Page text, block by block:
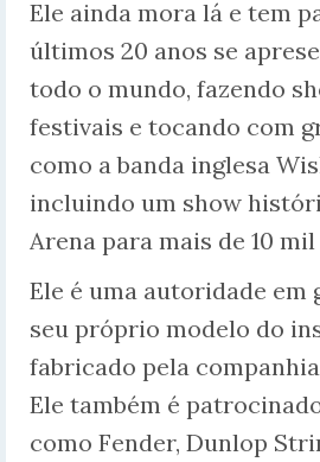
Ele ainda mora lá e tem
últimos 20 anos se
todo o mundo, fazendo
festivais e tocando com
como a banda inglesa
incluindo um show
Arena para mais de 10 mil
Ele é uma autoridade em
seu próprio modelo do
fabricado pela
Ele também é
como Fender, Dunlop